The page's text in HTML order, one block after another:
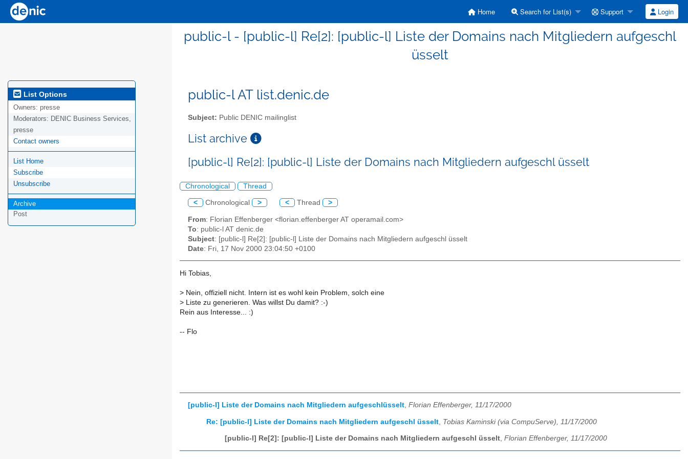
Home Search for List(s) Support Login
public-l - [public-l] Re[2]: [public-l] Liste der Domains nach Mitgliedern aufgeschl
üsselt
List Options
Owners: presse
Moderators: DENIC Business Services,
presse
Contact owners
List Home
Subscribe
Unsubscribe
Archive
Post
public-l AT list.denic.de
Subject: Public DENIC mailinglist
List archive
[public-l] Re[2]: [public-l] Liste der Domains nach Mitgliedern aufgeschl üsselt
Chronological Thread
< Chronological > < Thread >
From: Florian Effenberger <florian.effenberger AT operamail.com>
To: public-l AT denic.de
Subject: [public-l] Re[2]: [public-l] Liste der Domains nach Mitgliedern aufgeschl üsselt
Date: Fri, 17 Nov 2000 23:04:50 +0100
Hi Tobias,
> Nein, offiziell nicht. Intern ist es wohl kein Problem, solch eine
> Liste zu generieren. Was willst Du damit? :-)
Rein aus Interesse... :)
-- Flo
[public-l] Liste der Domains nach Mitgliedern aufgeschlüsselt, Florian Effenberger, 11/17/2000
Re: [public-l] Liste der Domains nach Mitgliedern aufgeschl üsselt Tobias Kaminski (via CompuServe), 11/17/2000
[public-l] Re[2]: [public-l] Liste der Domains nach Mitgliedern aufgeschl üsselt, Florian Effenberger, 11/17/2000